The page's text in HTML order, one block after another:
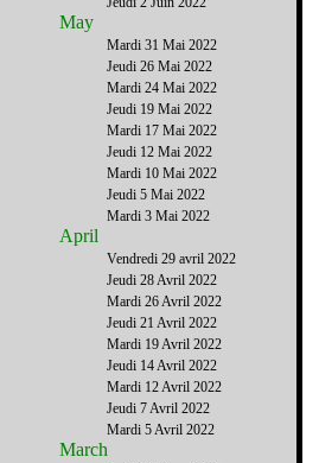
May
Mardi 31 Mai 2022
Jeudi 26 Mai 2022
Mardi 24 Mai 2022
Jeudi 19 Mai 2022
Mardi 17 Mai 2022
Jeudi 12 Mai 2022
Mardi 10 Mai 2022
Jeudi 5 Mai 2022
Mardi 3 Mai 2022
April
Vendredi 29 avril 2022
Jeudi 28 Avril 2022
Mardi 26 Avril 2022
Jeudi 21 Avril 2022
Mardi 19 Avril 2022
Jeudi 14 Avril 2022
Mardi 12 Avril 2022
Jeudi 7 Avril 2022
Mardi 5 Avril 2022
March